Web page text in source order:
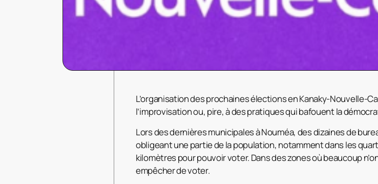
L’organisation des prochaines élections en Kanaky-Nouvelle-
l’improvisation ou, pire, à des pratiques qui bafouent la
Lors des dernières municipales à Nouméa, des dizaines de
obligeant une partie de la population, notamment dans les
kilomètres pour pouvoir voter. Dans des zones où beaucoup
empêcher de voter.